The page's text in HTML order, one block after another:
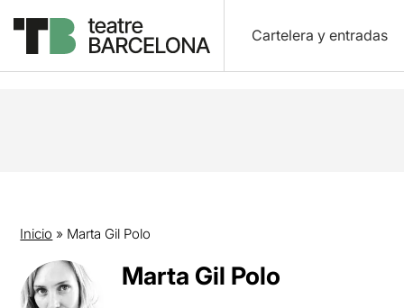
Cartelera y entradas
Inicio » Marta Gil Polo
Marta Gil Polo